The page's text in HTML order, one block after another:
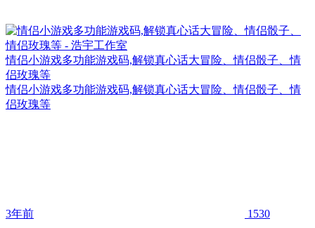
情侣小游戏多功能游戏码,解锁真心话大冒险、情侣骰子、情
侣玫瑰等
情侣小游戏多功能游戏码,解锁真心话大冒险、情侣骰子、情
侣玫瑰等
3年前 1530